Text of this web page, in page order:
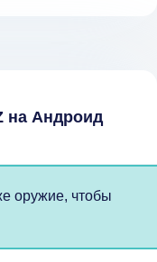
на Андроид
оружие, чтобы